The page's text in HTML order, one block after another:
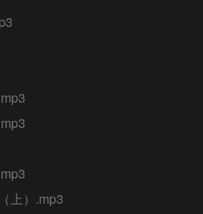
上）.mp3